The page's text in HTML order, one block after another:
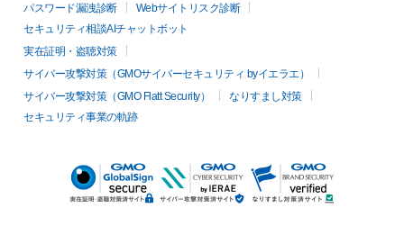
パスワード漏洩診断
Webサイトリスク診断
セキュリティ相談AIチャットボット
実在証明・盗聴対策
サイバー攻撃対策（GMOサイバーセキュリティ byイエラエ）
サイバー攻撃対策（GMO Flatt Security）
なりすまし対策
セキュリティ事業の軌跡